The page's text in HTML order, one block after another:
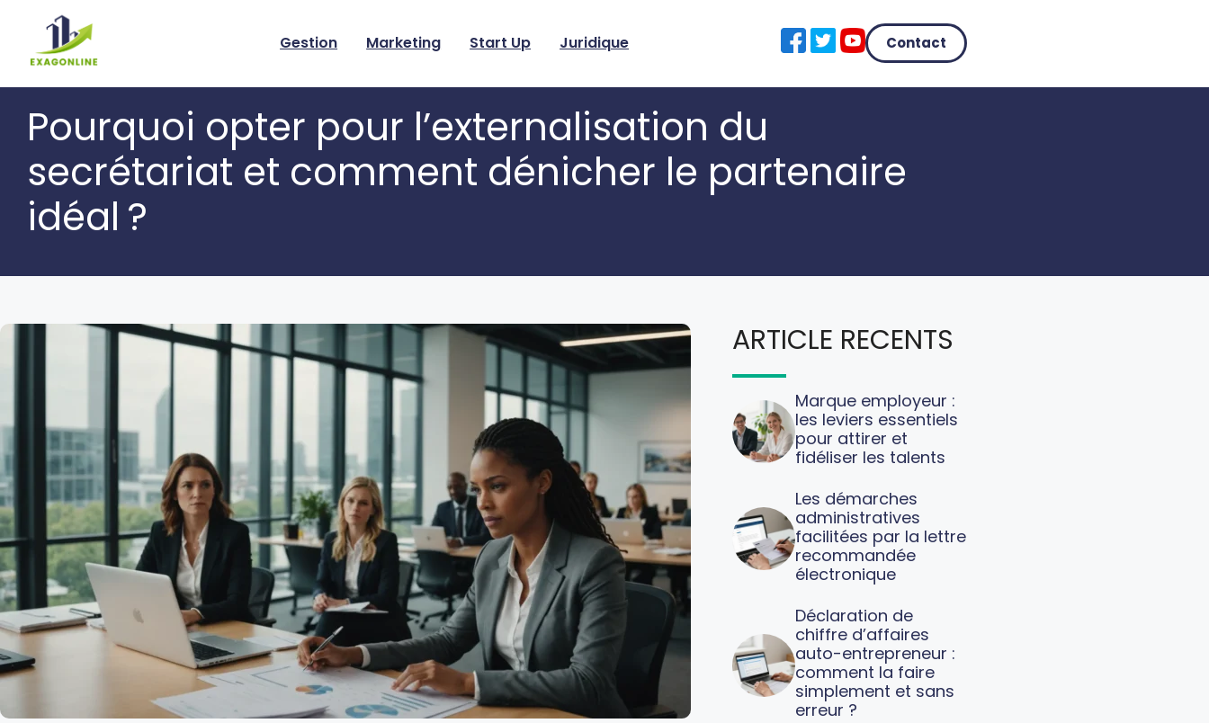
content
Gestion Marketing Start Up Juridique Contact
Pourquoi opter pour l’externalisation du
secrétariat et comment dénicher le partenaire
idéal ?
ARTICLE RECENTS
Marque employeur :
les leviers essentiels
pour attirer et
fidéliser les talents
Les démarches
administratives
facilitées par la lettre
recommandée
électronique
Déclaration de
chiffre d’affaires
auto-entrepreneur :
comment la faire
simplement et sans
erreur ?